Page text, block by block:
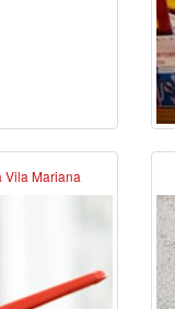
Vila Mariana